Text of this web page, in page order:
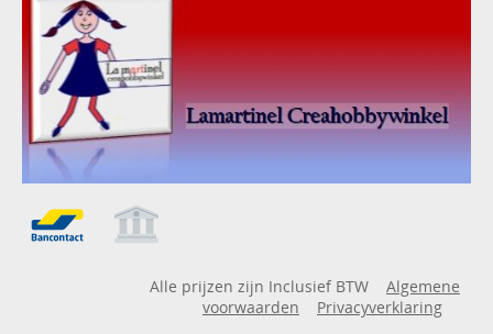
Alle prijzen zijn Inclusief BTW
Algemene
voorwaarden
Privacyverklaring